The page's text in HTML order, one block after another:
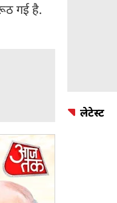
गई है.
लेटेस्ट